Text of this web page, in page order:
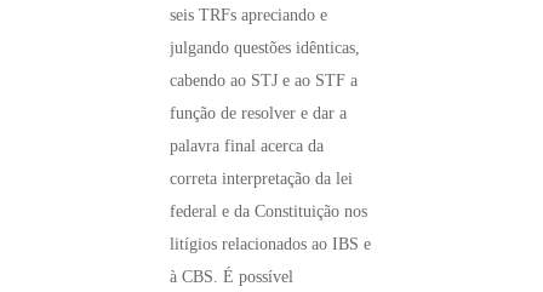
seis TRFs apreciando e
julgando questões idênticas,
cabendo ao STJ e ao STF a
função de resolver e dar a
palavra final acerca da
correta interpretação da lei
federal e da Constituição nos
litígios relacionados ao IBS e
à CBS. É possível